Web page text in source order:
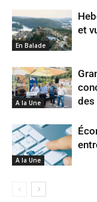
En Balade
et
A la Une
des
A la Une